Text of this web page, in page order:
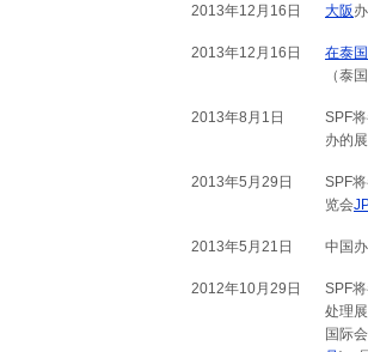
2013年12月16日 大阪
2013年12月16日 在泰
（泰
2013年8月1日
SPF
办的
2013年5月29日
SPF
览会
2013年5月21日 中国
2012年10月29日
SPF
处理展
国际